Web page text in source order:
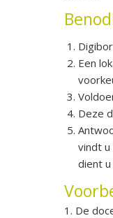
Een
Deze
vindt
dient
1. De